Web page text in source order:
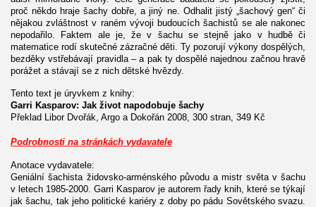
proč někdo hraje šachy dobře, a jiný ne. Odhalit jistý „šachový gen“ či
nějakou zvláštnost v raném vývoji budoucích šachistů se ale nakonec
nepodařilo. Faktem ale je, že v šachu se stejně jako v hudbě či
matematice rodí skutečné zázračné děti. Ty pozorují výkony dospělých,
bezděky vstřebávají pravidla – a pak ty dospělé najednou začnou hravě
porážet a stávají se z nich dětské hvězdy.
Tento text je úryvkem z knihy:
Garri Kasparov: Jak život napodobuje šachy
Překlad Libor Dvořák, Argo a Dokořán 2008, 300 stran, 349 Kč
Podrobnosti na stránkách vydavatele
Anotace vydavatele:
Geniální šachista židovsko-arménského původu a mistr světa v šachu
v letech 1985-2000. Garri Kasparov je autorem řady knih, které se týkají
jak šachu, tak jeho politické kariéry z doby po pádu Sovětského svazu.